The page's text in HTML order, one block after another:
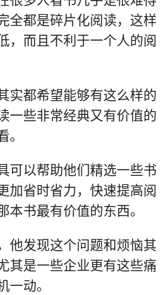
全都是碎片化阅读，这样
，而且不利于一个人的阅
实都希望能够有这么样的
一些非常经典又有价值的
。
可以帮助他们精选一些书
加省时省力，快速提高阅
本书最有价值的东西。
他发现这个问题和烦恼其
其是一些企业更有这些痛
一动。